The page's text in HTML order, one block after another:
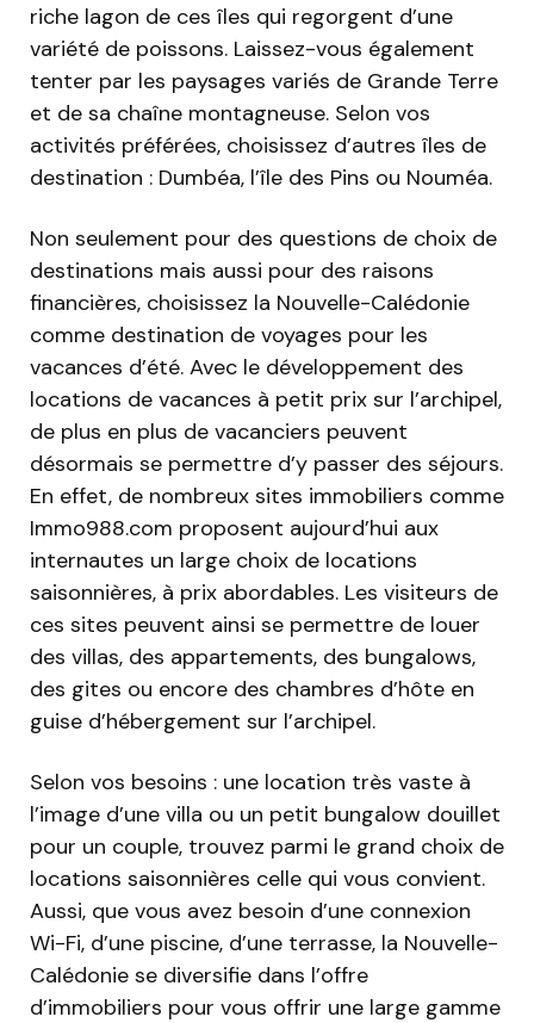
riche lagon de ces îles qui regorgent d’une
variété de poissons. Laissez-vous également
tenter par les paysages variés de Grande Terre
et de sa chaîne montagneuse. Selon vos
activités préférées, choisissez d’autres îles de
destination : Dumbéa, l’île des Pins ou Nouméa.
Non seulement pour des questions de choix de
destinations mais aussi pour des raisons
financières, choisissez la Nouvelle-Calédonie
comme destination de voyages pour les
vacances d’été. Avec le développement des
locations de vacances à petit prix sur l’archipel,
de plus en plus de vacanciers peuvent
désormais se permettre d’y passer des séjours.
En effet, de nombreux sites immobiliers comme
Immo988.com proposent aujourd’hui aux
internautes un large choix de locations
saisonnières, à prix abordables. Les visiteurs de
ces sites peuvent ainsi se permettre de louer
des villas, des appartements, des bungalows,
des gites ou encore des chambres d’hôte en
guise d’hébergement sur l’archipel.
Selon vos besoins : une location très vaste à
l’image d’une villa ou un petit bungalow douillet
pour un couple, trouvez parmi le grand choix de
locations saisonnières celle qui vous convient.
Aussi, que vous avez besoin d’une connexion
Wi-Fi, d’une piscine, d’une terrasse, la Nouvelle-
Calédonie se diversifie dans l’offre
d’immobiliers pour vous offrir une large gamme